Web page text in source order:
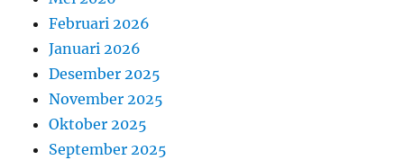
Februari 2026
Januari 2026
Desember 2025
November 2025
Oktober 2025
September 2025